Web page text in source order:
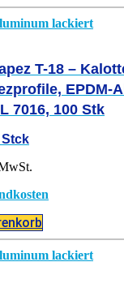
T-18 –
EPDM-
7016, 100 Stk